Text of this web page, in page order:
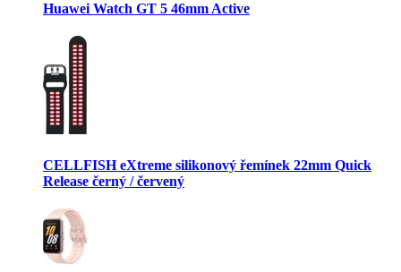
Huawei Watch GT 5 46mm Active
CELLFISH eXtreme silikonový řemínek 22mm Quick
Release černý / červený